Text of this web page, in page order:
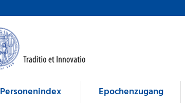
Personenindex Epochenzugang